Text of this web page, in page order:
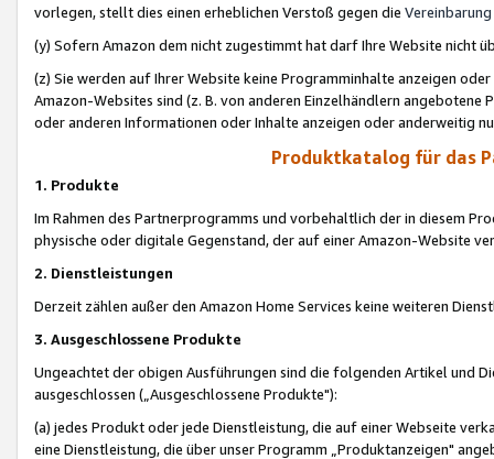
vorlegen, stellt dies einen erheblichen Verstoß gegen die Vereinbarung
(y) Sofern Amazon dem nicht zugestimmt hat darf Ihre Website nicht
(z) Sie werden auf Ihrer Website keine Programminhalte anzeigen
Amazon-Websites sind (z. B. von anderen Einzelhändlern
oder anderen Informationen oder Inhalte anzeigen oder anderweitig
Produktkatalog für das
1. Produkte
Im Rahmen des Partnerprogramms und vorbehaltlich der in diesem
physische oder digitale Gegenstand, der auf einer Amazon-Website
2. Dienstleistungen
Derzeit zählen außer den Amazon Home Services keine weiteren
3. Ausgeschlossene Produkte
Ungeachtet der obigen Ausführungen sind die folgenden Artikel und
ausgeschlossen („Ausgeschlossene Produkte"):
(a) jedes Produkt oder jede Dienstleistung, die auf einer Webseite
eine Dienstleistung, die über unser Programm „Produktanzeigen"